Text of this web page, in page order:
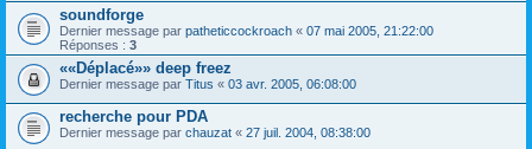
soundforge
Dernier message par patheticcockroach « 07 mai 2005, 21:22:00
Réponses : 3
««Déplacé»» deep freez
Dernier message par Titus « 03 avr. 2005, 06:08:00
recherche pour PDA
Dernier message par chauzat « 27 juil. 2004, 08:38:00